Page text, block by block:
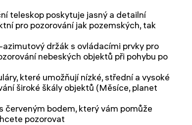
teleskop poskytuje jasný a detailní
pro pozorování jak pozemských, tak
držák s ovládacími prvky pro
nebeských objektů při pohybu po
které umožňují nízké, střední a vysoké
široké škály objektů (Měsíce, planet
červeným bodem, který vám pomůže
pozorovat